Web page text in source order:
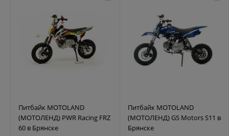
Питбайк MOTOLAND
(МОТОЛЕНД) PWR Racing FRZ
60 в Брянске
Питбайк MOTOLAND
(МОТОЛЕНД) GS Motors S11 в
Брянске